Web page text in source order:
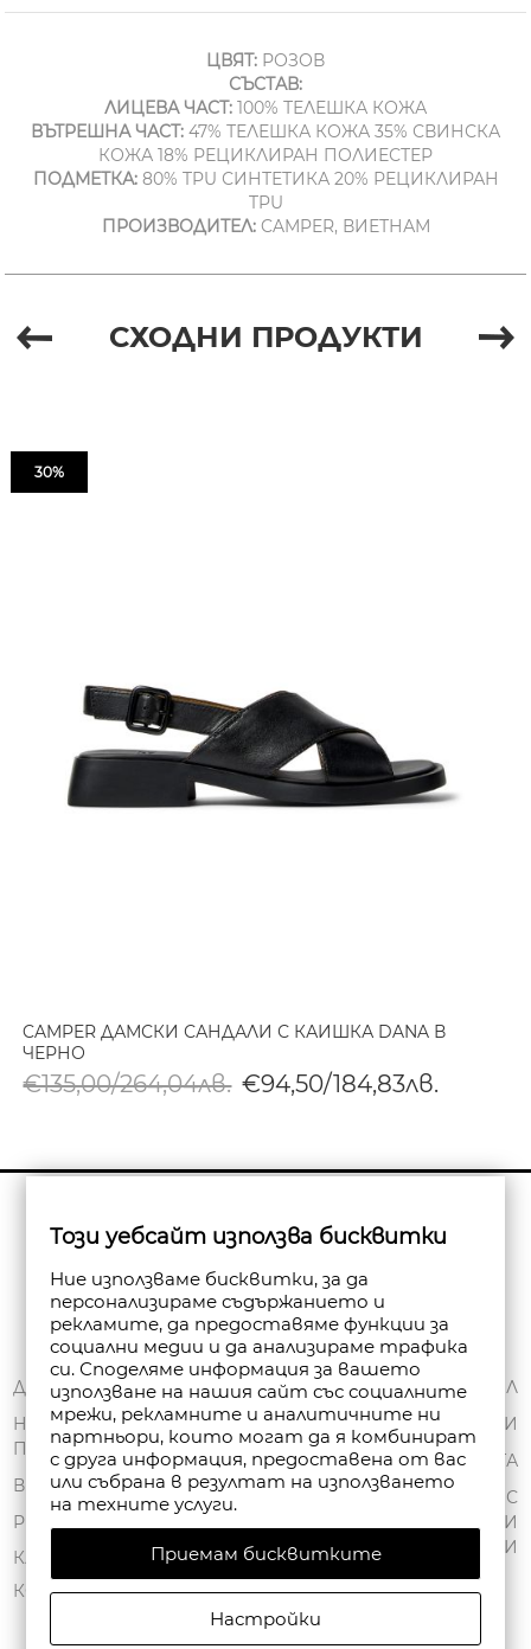
ЦВЯТ: РОЗОВ
СЪСТАВ:
ЛИЦЕВА ЧАСТ: 100% ТЕЛЕШКА КОЖА
ВЪТРЕШНА ЧАСТ: 47% ТЕЛЕШКА КОЖА 35% СВИНСКА
КОЖА 18% РЕЦИКЛИРАН ПОЛИЕСТЕР
ПОДМЕТКА:80% TPU СИНТЕТИКА 20% РЕЦИКЛИРАН
TPU
ПРОИЗВОДИТЕЛ:CAMPER, ВИЕТНАМ
СХОДНИ ПРОДУКТИ
30%
CAMPER ДАМСКИ САНДАЛИ С КАИШКА DANA В
ЧЕРНО
€135,00/264,04лв. €94,50/184,83лв.
Абониране
ДОСТАВКА
НАЧИНИ НА
ПЛАЩАНЕ
ВРЪЩАНЕ
РЕКЛАМАЦИИ
КАРТА НА САЙТА
КОНТАКТИ
ЗА НАС
ОБЩИ УСЛОВИЯ
ПОЛИТИКА ЗА
ПОВЕРИТЕЛНОСТ
FAN POINT CLUB
МАГАЗИНИ
МОЯТ ПРОФИЛ
ПОРЪЧКИ
ЧАНТА
СПИСЪК С
ЖЕЛАНИ
ПРОДУКТИ
Този уебсайт използва бисквитки
Ние използваме бисквитки, за да
персонализираме съдържанието и
рекламите, да предоставяме функции за
социални медии и да анализираме трафика
си. Споделяме информация за вашето
използване на нашия сайт със социалните
мрежи, рекламните и аналитичните ни
партньори, които могат да я комбинират
с друга информация, предоставена от вас
или събрана в резултат на използването
на техните услуги.
Приемам бисквитките
Настройки